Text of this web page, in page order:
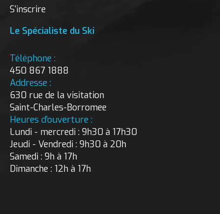
S'inscrire
Le Spécialiste du Ski
Téléphone :
450 867 1888
Addresse :
630 rue de la visitation
Saint-Charles-Borromee
Heures d’ouverture :
Lundi - mercredi : 9h30 à 17h30
Jeudi - Vendredi : 9h30 à 20h
Samedi : 9h à 17h
Dimanche : 12h à 17h